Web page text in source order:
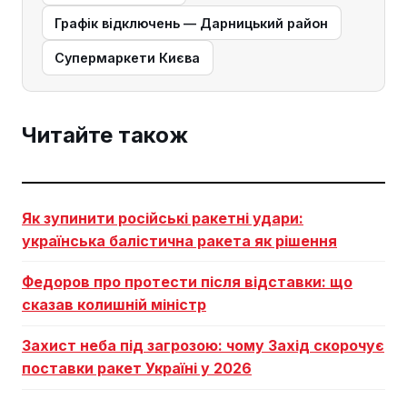
Графік відключень — Дарницький район
Супермаркети Києва
Читайте також
Як зупинити російські ракетні удари:
українська балістична ракета як рішення
Федоров про протести після відставки: що
сказав колишній міністр
Захист неба під загрозою: чому Захід скорочує
поставки ракет Україні у 2026